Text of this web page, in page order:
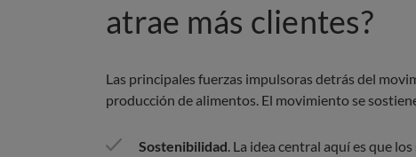
atrae más clientes?
Las principales fuerzas impulsoras detrás del
producción de alimentos. El movimiento se
Sostenibilidad. La idea central aquí es que